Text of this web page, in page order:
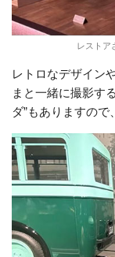
レストア
レトロなデザイン
まと一緒に撮影す
ダ”もありますので